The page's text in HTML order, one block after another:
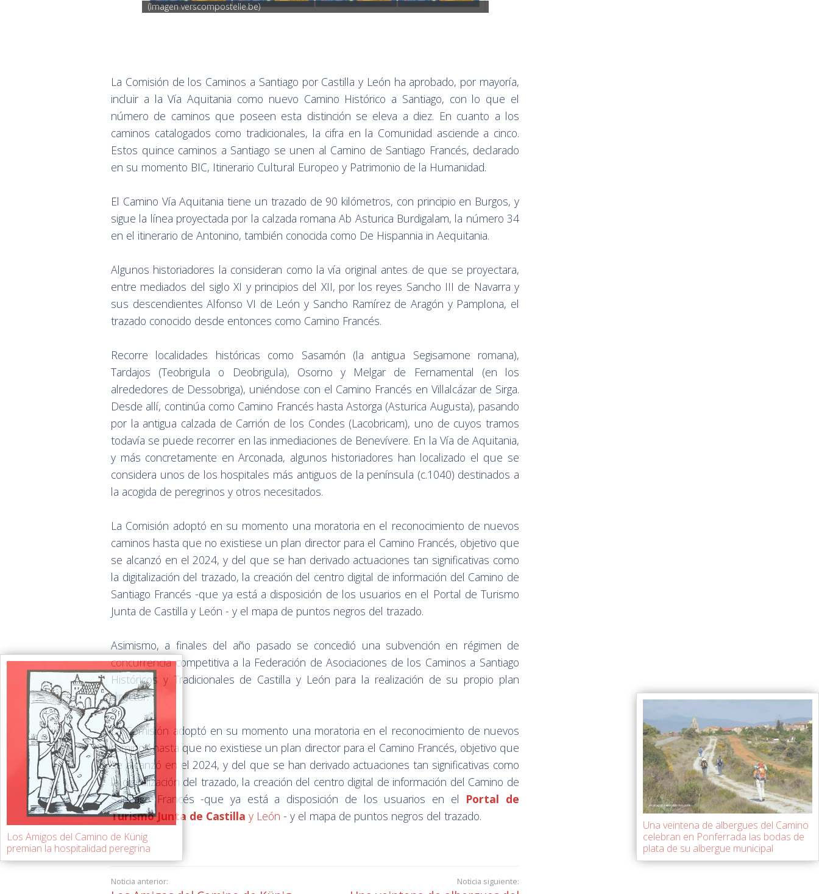
(Imagen verscompostelle.be)
La Comisión de los Caminos a Santiago por Castilla y León ha aprobado, por mayoría,
incluir a la Vía Aquitania como nuevo Camino Histórico a Santiago, con lo que el
número de caminos que poseen esta distinción se eleva a diez. En cuanto a los
caminos catalogados como tradicionales, la cifra en la Comunidad asciende a cinco.
Estos quince caminos a Santiago se unen al Camino de Santiago Francés, declarado
en su momento BIC, Itinerario Cultural Europeo y Patrimonio de la Humanidad.
El Camino Vía Aquitania tiene un trazado de 90 kilómetros, con principio en Burgos, y
sigue la línea proyectada por la calzada romana Ab Asturica Burdigalam, la número 34
en el itinerario de Antonino, también conocida como De Hispannia in Aequitania.
Algunos historiadores la consideran como la vía original antes de que se proyectara,
entre mediados del siglo XI y principios del XII, por los reyes Sancho III de Navarra y
sus descendientes Alfonso VI de León y Sancho Ramírez de Aragón y Pamplona, el
trazado conocido desde entonces como Camino Francés.
Recorre localidades históricas como Sasamón (la antigua Segisamone romana),
Tardajos (Teobrigula o Deobrigula), Osorno y Melgar de Fernamental (en los
alrededores de Dessobriga), uniéndose con el Camino Francés en Villalcázar de Sirga.
Desde allí, continúa como Camino Francés hasta Astorga (Asturica Augusta), pasando
por la antigua calzada de Carrión de los Condes (Lacobricam), uno de cuyos tramos
todavía se puede recorrer en las inmediaciones de Benevívere. En la Vía de Aquitania,
y más concretamente en Arconada, algunos historiadores han localizado el que se
considera unos de los hospitales más antiguos de la península (c.1040) destinados a
la acogida de peregrinos y otros necesitados.
La Comisión adoptó en su momento una moratoria en el reconocimiento de nuevos
caminos hasta que no existiese un plan director para el Camino Francés, objetivo que
se alcanzó en el 2024, y del que se han derivado actuaciones tan significativas como
la digitalización del trazado, la creación del centro digital de información del Camino de
Santiago Francés -que ya está a disposición de los usuarios en el Portal de Turismo
Junta de Castilla y León - y el mapa de puntos negros del trazado.
Asimismo, a finales del año pasado se concedió una subvención en régimen de
concurrencia competitiva a la Federación de Asociaciones de los Caminos a Santiago
Históricos y Tradicionales de Castilla y León para la realización de su propio plan
director.
La Comisión adoptó en su momento una moratoria en el reconocimiento de nuevos
caminos hasta que no existiese un plan director para el Camino Francés, objetivo que
se alcanzó en el 2024, y del que se han derivado actuaciones tan significativas como
la digitalización del trazado, la creación del centro digital de información del Camino de
Santiago Francés -que ya está a disposición de los usuarios en el Portal de
Turismo Junta de Castilla y León - y el mapa de puntos negros del trazado.
Noticia anterior: Noticia siguiente:
Los Amigos del Camino de Künig
premian la hospitalidad peregrina
Una veintena de albergues del Camino
celebran en Ponferrada las bodas de
plata de su albergue municipal